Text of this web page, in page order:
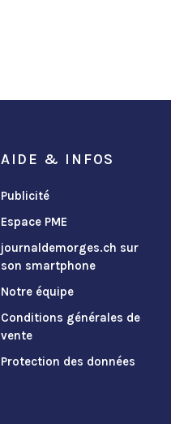
AIDE & INFOS
Publicité
Espace PME
journaldemorges.ch sur
son smartphone
Notre équipe
Conditions générales de
vente
Protection des données